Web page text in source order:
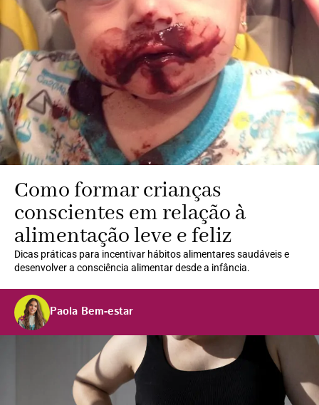
Como formar crianças
conscientes em relação à
alimentação leve e feliz
Dicas práticas para incentivar hábitos alimentares saudáveis e
desenvolver a consciência alimentar desde a infância.
Paola Bem-estar